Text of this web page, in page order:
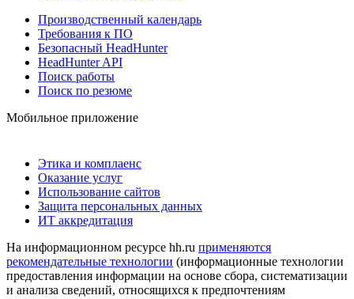
Производственный календарь
Требования к ПО
Безопасный HeadHunter
HeadHunter API
Поиск работы
Поиск по резюме
Мобильное приложение
Этика и комплаенс
Оказание услуг
Использование сайтов
Защита персональных данных
ИТ аккредитация
На информационном ресурсе hh.ru применяются
рекомендательные технологии (информационные технологии
предоставления информации на основе сбора, систематизации
и анализа сведений, относящихся к предпочтениям